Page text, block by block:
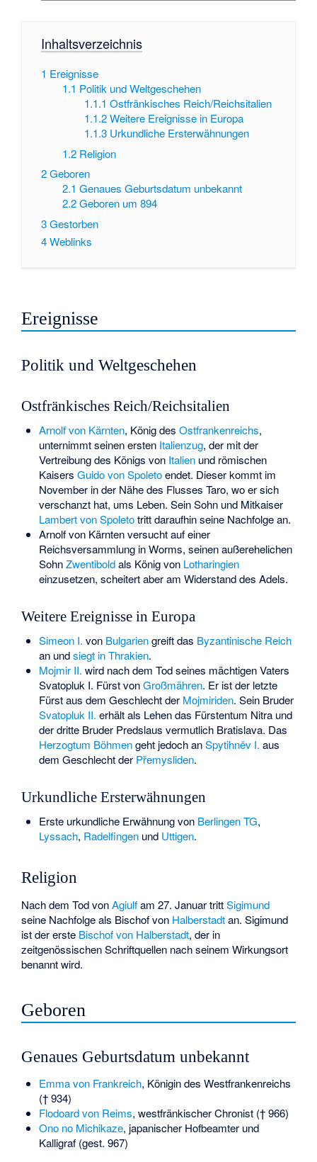
Inhaltsverzeichnis
1 Ereignisse
1.1 Politik und Weltgeschehen
1.1.1 Ostfränkisches Reich/Reichsitalien
1.1.2 Weitere Ereignisse in Europa
1.1.3 Urkundliche Ersterwähnungen
1.2 Religion
2Geboren
2.1 Genaues Geburtsdatum unbekannt
2.2 Geboren um 894
3Gestorben
4Weblinks
Ereignisse
Politik und Weltgeschehen
Ostfränkisches Reich/Reichsitalien
Arnolf von Kärnten, König des Ostfrankenreichs,
unternimmt seinen ersten Italienzug, der mit der
Vertreibung des Königs von Italienund römischen
Kaisers Guido von Spoletoendet. Dieser kommt im
November in der Nähe des Flusses Taro, wo er sich
verschanzt hat, ums Leben. Sein Sohn und Mitkaiser
Lambert von Spoletotritt daraufhin seine Nachfolge an.
Arnolf von Kärnten versucht auf einer
Reichsversammlung in Worms, seinen außerehelichen
SohnZwentiboldals König von Lotharingien
einzusetzen, scheitert aber am Widerstand des Adels.
Weitere Ereignisse in Europa
Simeon I. von Bulgariengreift das Byzantinische Reich
an undsiegt in Thrakien.
Mojmir II. wird nach dem Tod seines mächtigen Vaters
Svatopluk I. Fürst vonGroßmähren. Er ist der letzte
Fürst aus dem Geschlecht der Mojmiriden. Sein Bruder
Svatopluk II. erhält als Lehen das Fürstentum Nitra und
der dritte Bruder Predslaus vermutlich Bratislava. Das
Herzogtum Böhmengeht jedoch anSpytihněv I. aus
dem Geschlecht der Přemysliden.
Urkundliche Ersterwähnungen
Erste urkundliche Erwähnung von Berlingen TG,
Lyssach, Radelfingenund Uttigen.
Religion
Nach dem Tod vonAgiulfam 27. Januar trittSigimund
seine Nachfolge als Bischof von Halberstadtan. Sigimund
ist der erste Bischof von Halberstadt, der in
zeitgenössischen Schriftquellen nach seinem Wirkungsort
benannt wird.
Geboren
Genaues Geburtsdatum unbekannt
Emma von Frankreich, Königin des Westfrankenreichs
(† 934)
Flodoard von Reims, westfränkischer Chronist († 966)
Ono no Michikaze, japanischer Hofbeamter und
Kalligraf (gest. 967)